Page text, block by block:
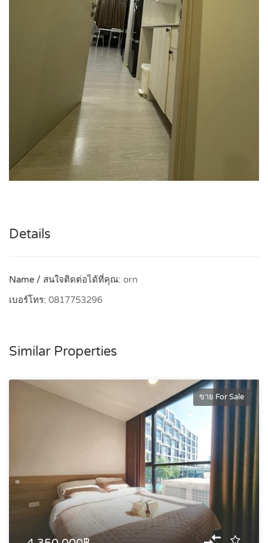
Details
Name / สนใจติดต่อได้ที่คุณ: orn
เบอร์โทร: 0817753296
Similar Properties
ขาย For Sale